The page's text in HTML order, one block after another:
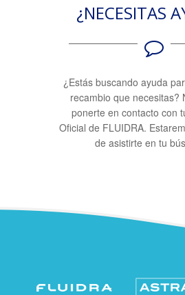
¿NECESITAS
¿Estás buscando ayuda
recambio que necesitas?
ponerte en contacto con
Oficial de FLUIDRA.
de asistirte en tu